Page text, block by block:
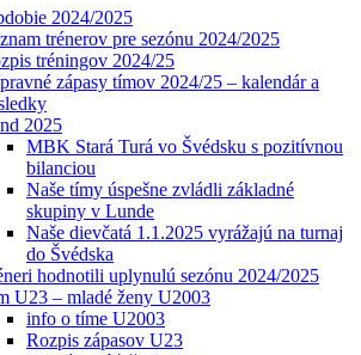
2024/2025
trénerov pre sezónu 2024/2025
tréningov 2024/25
zápasy tímov 2024/25 – kalendár a
2025
MBK Stará Turá vo Švédsku s pozitívnou
bilanciou
Naše tímy úspešne zvládli základné
skupiny v Lunde
Naše dievčatá 1.1.2025 vyrážajú na turnaj
do Švédska
hodnotili uplynulú sezónu 2024/2025
U23 – mladé ženy U2003
info o tíme U2003
Rozpis zápasov U23